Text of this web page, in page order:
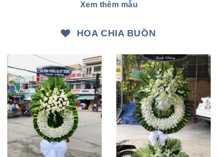
Xem thêm mẫu
HOA CHIA BUỒN